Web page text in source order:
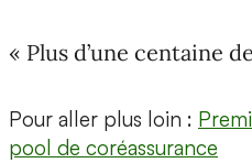
« Plus d’une centaine
Pour aller plus loin :
pool de coréassurance